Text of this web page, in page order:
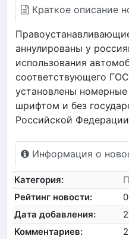
Краткое описание
аннулированы у
использования
соответствующего
установлены
шрифтом и без
Российской
Информация о
Категория:
Рейтинг новости:
0
Дата добавления:
Комментариев:
2